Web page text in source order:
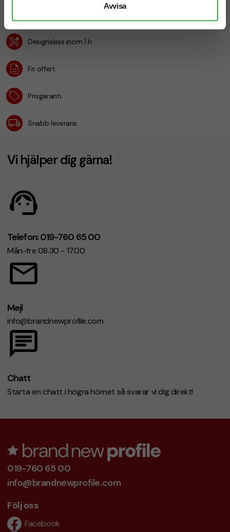
Avvisa
Designskiss inom 1 h
Fri offert
Prisgaranti
Snabb leverans
Vi hjälper dig gärna!
Telefon: 019-760 65 00
Mån-fre 08.30 - 17.00
Mejl
info@brandnewprofile.com
Chatt
Starta en chatt i högra hörnet så svarar vi dig direkt!
019-760 65 00
info@brandnewprofile.com
Följ oss
Facebook